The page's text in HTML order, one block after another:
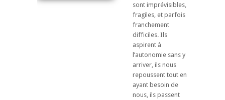
sont imprévisibles,
fragiles, et parfois
franchement
difficiles. Ils
aspirent à
l’autonomie sans y
arriver, ils nous
repoussent tout en
ayant besoin de
nous, ils passent